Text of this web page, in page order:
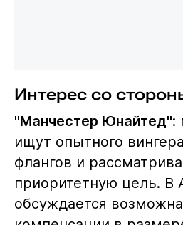
Интерес со
"Манчестер Юнайтед":
ищут опытного
флангов и
приоритетную цель. В
обсуждается